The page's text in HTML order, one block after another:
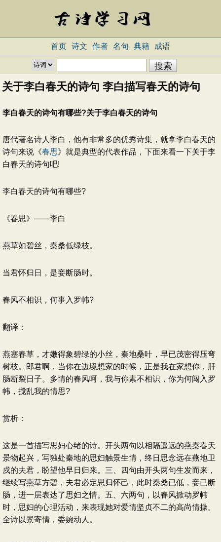
首页 诗文 作者 名句 典籍 成语
关于李白春天的诗句 李白描写春天的诗句
李白春天的诗句有哪些?关于李白春天的诗句
唐代著名诗人李白，他有非常多的优秀诗集，就拿李白春天的
诗句来说《春思》就是典型的代表作品，下面来看一下关于李
白春天的诗句吧!
李白春天的诗句有哪些?
《春思》——李白
燕草如碧丝，秦桑低绿枝。
当君怀归日，是妾断肠时。
春风不相识，何事入罗帏?
翻译：
燕塞春草，才嫩得象碧绿的小丝，秦地桑叶，早已茂密得压弯
树枝。郎君啊，当你在边境想家的时候，正是我在家想你，肝
肠断裂日子。多情的春风呵，我与你素不相识，你为何闯入罗
帏，搅乱我的情思?
赏析：
这是一首描写思妇心绪的诗。开头两句以相隔遥远的燕秦春天
景物起兴，写独处秦地的思妇触景生情，终日思念远在燕地卫
戍的夫君，盼望他早日归来。三、四句由开头两句生发而来，
继续写燕草方碧，夫君必定思归怀己，此时秦桑已低，妾已断
肠，进一层表达了思妇之情。五、六两句，以春风掀动罗帏
时，思妇的心理活动，来表现她对爱情坚贞不二的高尚情操。
全诗以景寄情，委婉动人。